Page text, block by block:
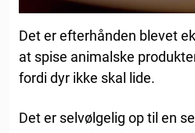
Det er efterhånden blevet
at spise animalske
fordi dyr ikke skal lide.
Det er selvølgelig op til en